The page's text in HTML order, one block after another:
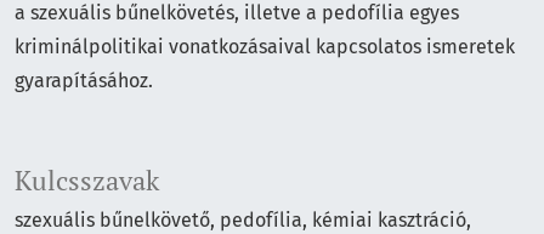
Kulcsszavak
szexuális bűnelkövető pedofília
kémiai kasztráció
a szexuális bűnelkövetés, illetve a pedofília egyes
kriminálpolitikai vonatkozásaival kapcsolatos ismeretek
gyarapításához.